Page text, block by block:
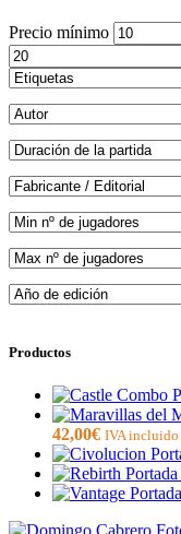
Precio mínimo
Productos
42,00€ IVA incluido